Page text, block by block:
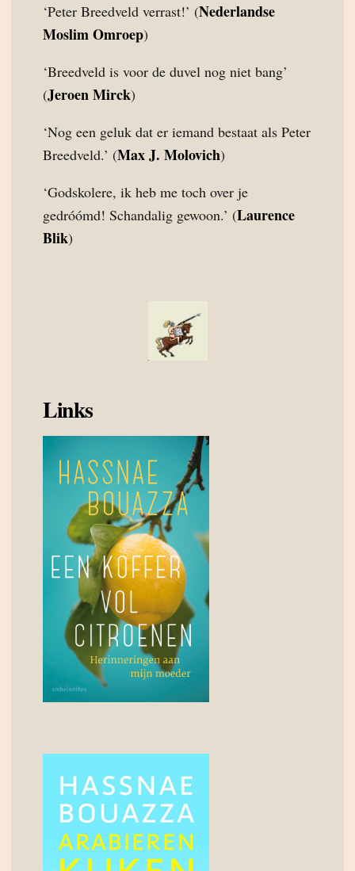
‘Peter Breedveld verrast!’ (Nederlandse
Moslim Omroep)
‘Breedveld is voor de duvel nog niet bang’
(Jeroen Mirck)
‘Nog een geluk dat er iemand bestaat als Peter
Breedveld.’ (Max J. Molovich)
‘Godskolere, ik heb me toch over je
gedróómd! Schandalig gewoon.’ (Laurence
Blik)
Links